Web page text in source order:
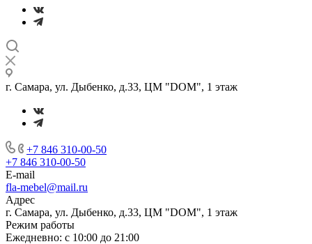
г. Самара, ул. Дыбенко, д.33, ЦМ "DOM", 1 этаж
+7 846 310-00-50
+7 846 310-00-50
E-mail
fla-mebel@mail.ru
Адрес
г. Самара, ул. Дыбенко, д.33, ЦМ "DOM", 1 этаж
Режим работы
Ежедневно: с 10:00 до 21:00